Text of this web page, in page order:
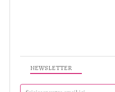
NEWSLETTER